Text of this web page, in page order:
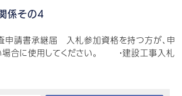
係その4
請書承継届 入札参加資格を持つ方が、申
場合に使用してください。 ・建設工事入札